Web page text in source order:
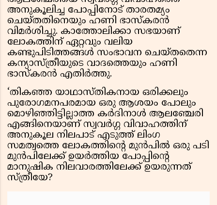
അനുകൂലിച്ച പോപ്പിനോട് താരതമ്യം
ചെയ്തതിനെയും ഹണി ഭാസ്കരൻ
വിമർശിച്ചു. കാത്തോലിക്കാ സഭയാണ്
ലോകത്തിന് ഏറ്റവും വലിയ
കണ്ടുപിടിത്തങ്ങൾ സംഭാവന ചെയ്തതെന്ന
കന്യാസ്ത്രീയുടെ വാദത്തെയും ഹണി
ഭാസ്കരൻ എതിർത്തു.
‘തികഞ്ഞ യാഥാസ്തികനായ ഒരിക്കലും
പുരോഗമനപരമായ ഒരു ആശയം പോലും
മൊഴിഞ്ഞിട്ടില്ലാത്ത കർദിനാൾ ആലഞ്ചേരി
എങ്ങിനെയാണ് സ്വവർഗ്ഗ വിവാഹത്തിന്
അനുകൂല നിലപാട് എടുത്ത് ലിംഗ
സമത്വത്തെ ലോകത്തിന്റെ മുൻപിൽ ഒരു പടി
മുൻപിലേക്ക് ഉയർത്തിയ പോപ്പിന്റെ
മാനുഷിക നിലവാരത്തിലേക്ക് ഉയരുന്നത്
സ്ത്രീയേ?